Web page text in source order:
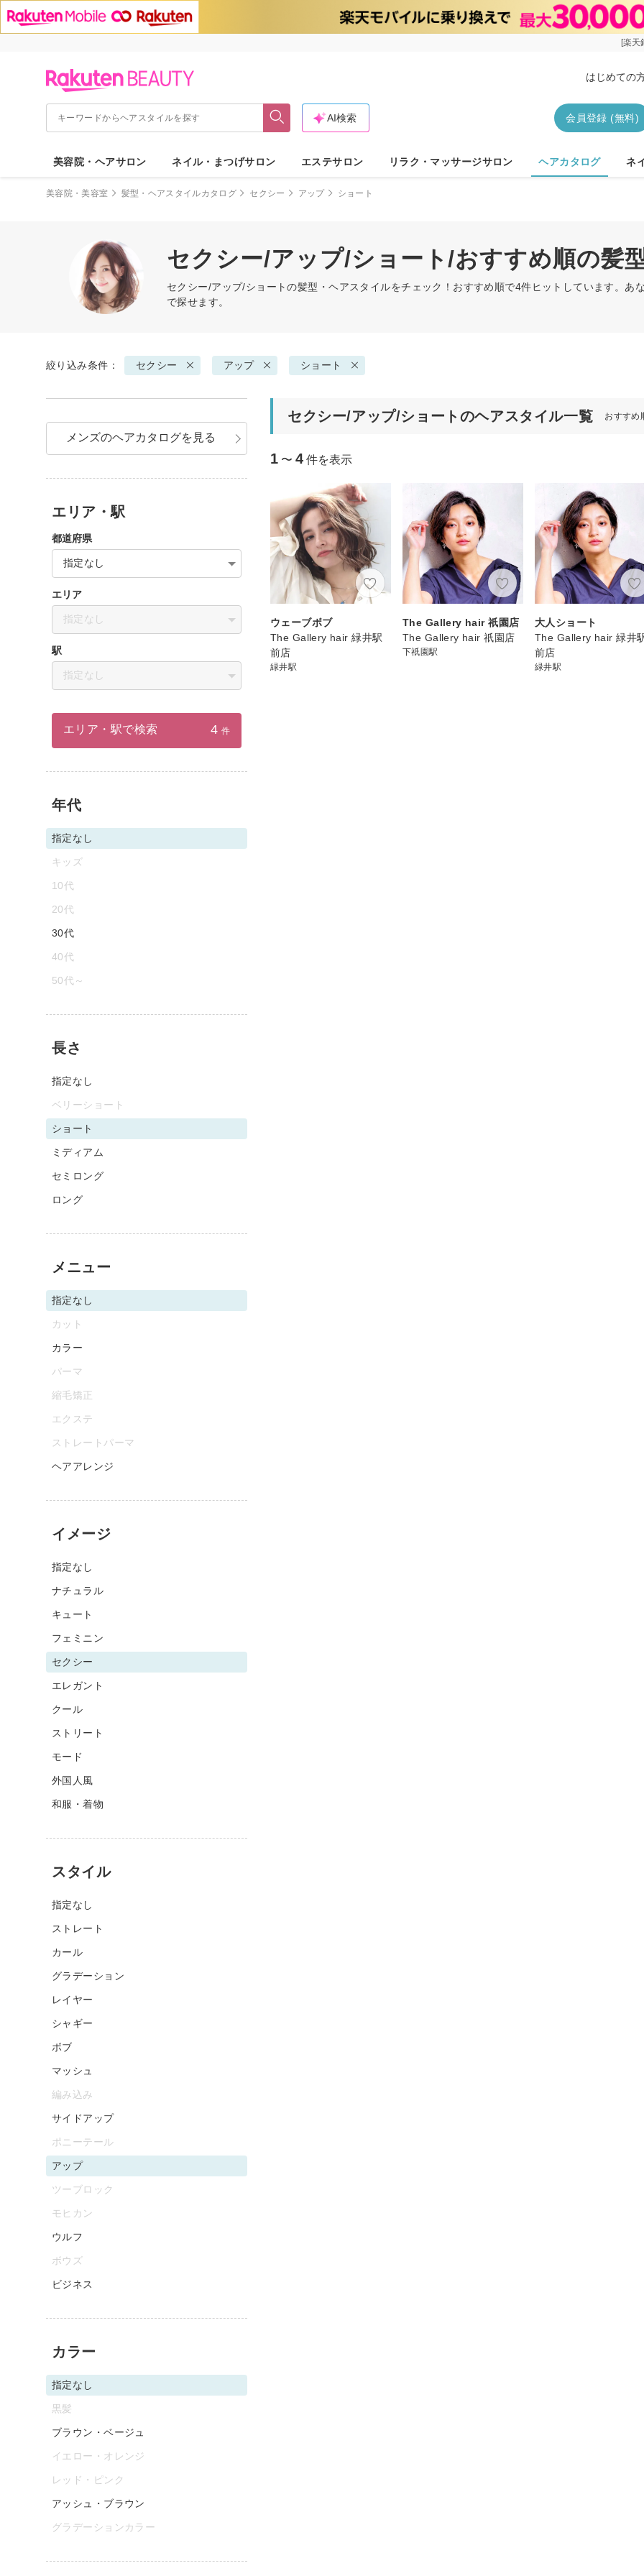
[楽天
はじめての
会員登録 (無料)
AI検索
美容院・ヘアサロン ネイル・まつげサロン エステサロン リラク・マッサージサロン ヘアカタログ ネ
美容院・美容室 髪型・ヘアスタイルカタログ セクシー アップ ショート
セクシー/アップ/ショート/おすすめ順の髪
セクシー/アップ/ショートの髪型・ヘアスタイルをチェック！おすすめ順で4件ヒットしています。あ
で探せます。
絞り込み条件： セクシー アップ ショート
セクシー/アップ/ショートのヘアスタイル一覧 おすすめ
1 〜 4 件を表示
ウェーブボブ
The Gallery hair 緑井駅
前店
緑井駅
The Gallery hair 祇園店
The Gallery hair 祇園店
下祇園駅
大人ショート
The Gallery hair 緑井
前店
緑井駅
メンズのヘアカタログを見る
エリア・駅
都道府県
指定なし
エリア
指定なし
駅
指定なし
エリア・駅で検索 4 件
年代
指定なし
キッズ
10代
20代
30代
40代
50代～
長さ
指定なし
ベリーショート
ショート
ミディアム
セミロング
ロング
メニュー
指定なし
カット
カラー
パーマ
縮毛矯正
エクステ
ストレートパーマ
ヘアアレンジ
イメージ
指定なし
ナチュラル
キュート
フェミニン
セクシー
エレガント
クール
ストリート
モード
外国人風
和服・着物
スタイル
指定なし
ストレート
カール
グラデーション
レイヤー
シャギー
ボブ
マッシュ
編み込み
サイドアップ
ポニーテール
アップ
ツーブロック
モヒカン
ウルフ
ボウズ
ビジネス
カラー
指定なし
黒髪
ブラウン・ベージュ
イエロー・オレンジ
レッド・ピンク
アッシュ・ブラウン
グラデーションカラー